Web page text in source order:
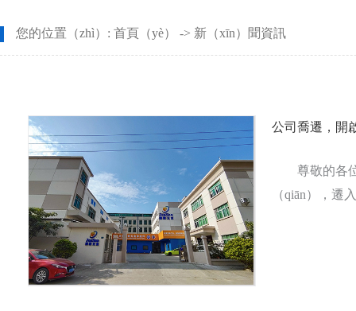
您的位置（zhì）: 首頁（yè） -> 新（xīn）聞資訊
公司喬遷，開
尊敬的各位
（qiān），遷